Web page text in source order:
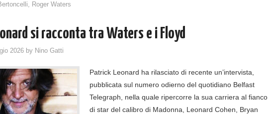
Roger Waters
si racconta tra Waters e i Floyd
2026 by Nino Gatti
Patrick Leonard ha rilasciato di recente un’intervista,
pubblicata sul numero odierno del quotidiano Belfast
Telegraph, nella quale ripercorre la sua carriera al fianco
di star del calibro di Madonna, Leonard Cohen, Bryan